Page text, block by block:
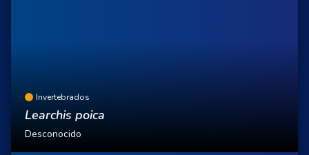
Invertebrados
Learchis poica
Desconocido